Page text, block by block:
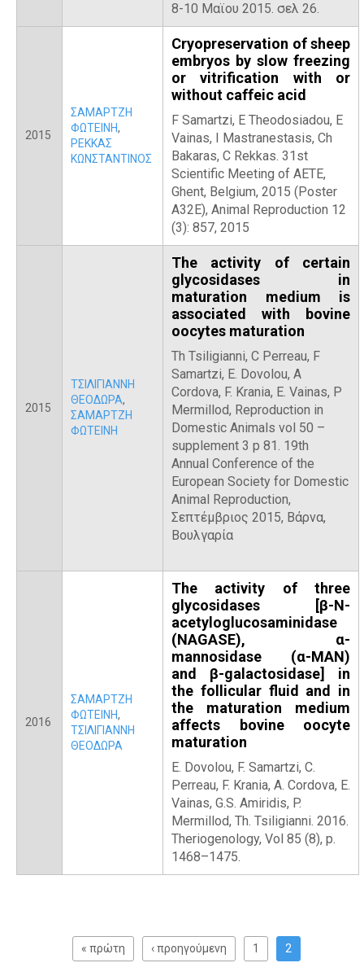
8-10 Μαϊου 2015. σελ 26.
2015
ΣΑΜΑΡΤΖΗ
ΦΩΤΕΙΝΗ,
ΡΕΚΚΑΣ
ΚΩΝΣΤΑΝΤΙΝΟΣ
Cryopreservation of sheep
embryos by slow freezing
or vitrification with or
without caffeic acid
F Samartzi, E Theodosiadou, E
Vainas, I Mastranestasis, Ch
Bakaras, C Rekkas. 31st
Scientific Meeting of AETE,
Ghent, Belgium, 2015 (Poster
A32E), Animal Reproduction 12
(3): 857, 2015
2015
ΤΣΙΛΙΓΙΑΝΝΗ
ΘΕΟΔΩΡΑ,
ΣΑΜΑΡΤΖΗ
ΦΩΤΕΙΝΗ
The activity of certain
glycosidases in
maturation medium is
associated with bovine
oocytes maturation
Th Tsiligianni, C Perreau, F
Samartzi, E. Dovolou, A
Cordova, F. Krania, E. Vainas, P
Mermillod, Reproduction in
Domestic Animals vol 50 –
supplement 3 p 81. 19th
Annual Conference of the
European Society for Domestic
Animal Reproduction,
Σεπτέμβριος 2015, Βάρνα,
Βουλγαρία
2016
ΣΑΜΑΡΤΖΗ
ΦΩΤΕΙΝΗ,
ΤΣΙΛΙΓΙΑΝΝΗ
ΘΕΟΔΩΡΑ
The activity of three
glycosidases [β-Ν-
acetyloglucosaminidase
(NAGASE), α-
mannosidase (α-MAN)
and β-galactosidase] in
the follicular fluid and in
the maturation medium
affects bovine oocyte
maturation
E. Dovolou, F. Samartzi, C.
Perreau, F. Krania, A. Cordova, E.
Vainas, G.S. Amiridis, P.
Mermillod, Th. Tsiligianni. 2016.
Theriogenology, Vol 85 (8), p.
1468–1475.
« πρώτη ‹ προηγούμενη 1 2